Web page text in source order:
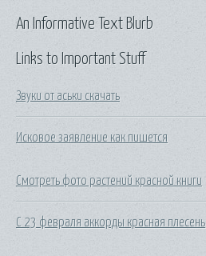
Links to Important Stuff
Звуки от аськи скачать
Исковое заявление как пишется
Смотреть фото растений красной книги
С 23 февраля аккорды красная плесень
An Informative Text Blurb